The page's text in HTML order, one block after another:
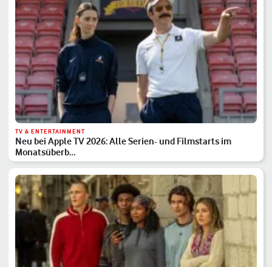
TV & ENTERTAINMENT
Neu bei Apple TV 2026: Alle Serien- und Filmstarts im
Monatsüberb…